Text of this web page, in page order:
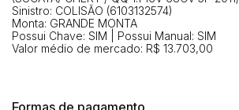
Sinistro: COLISÃO (6103132574)
Monta: GRANDE MONTA
Possui Chave: SIM | Possui Manual: SIM
Valor médio de mercado: R$ 13.703,00
Formas de pagamento